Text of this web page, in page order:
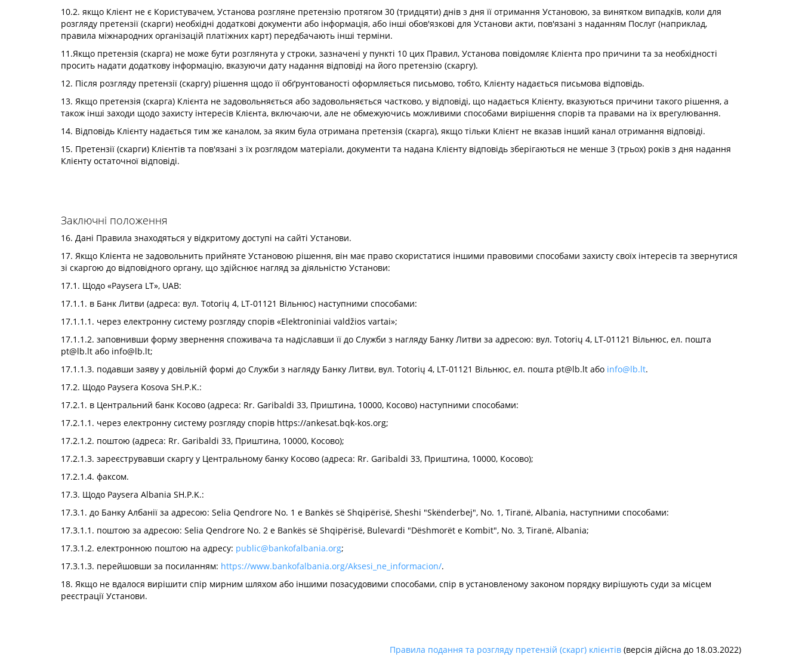
10.2. якщо Клієнт не є Користувачем, Установа розгляне претензію протягом 30 (тридцяти) днів з дня її отримання Установою, за винятком випадків, коли для
розгляду претензії (скарги) необхідні додаткові документи або інформація, або інші обов'язкові для Установи акти, пов'язані з наданням Послуг (наприклад,
правила міжнародних організацій платіжних карт) передбачають інші терміни.
11.Якщо претензія (скарга) не може бути розглянута у строки, зазначені у пункті 10 цих Правил, Установа повідомляє Клієнта про причини та за необхідності
просить надати додаткову інформацію, вказуючи дату надання відповіді на його претензію (скаргу).
12. Після розгляду претензії (скаргу) рішення щодо її обґрунтованості оформляється письмово, тобто, Клієнту надається письмова відповідь.
13. Якщо претензія (скарга) Клієнта не задовольняється або задовольняється частково, у відповіді, що надається Клієнту, вказуються причини такого рішення, а
також інші заходи щодо захисту інтересів Клієнта, включаючи, але не обмежуючись можливими способами вирішення спорів та правами на їх врегулювання.
14. Відповідь Клієнту надається тим же каналом, за яким була отримана претензія (скарга), якщо тільки Клієнт не вказав інший канал отримання відповіді.
15. Претензії (скарги) Клієнтів та пов'язані з їх розглядом матеріали, документи та надана Клієнту відповідь зберігаються не менше 3 (трьох) років з дня надання
Клієнту остаточної відповіді.
Заключні положення
16. Дані Правила знаходяться у відкритому доступі на сайті Установи.
17. Якщо Клієнта не задовольнить прийняте Установою рішення, він має право скористатися іншими правовими способами захисту своїх інтересів та звернутися
зі скаргою до відповідного органу, що здійснює нагляд за діяльністю Установи:
17.1. Щодо «Paysera LT», UAB:
17.1.1. в Банк Литви (адреса: вул. Totorių 4, LT-01121 Вільнюс) наступними способами:
17.1.1.1. через електронну систему розгляду спорів «Elektroniniai valdžios vartai»;
17.1.1.2. заповнивши форму звернення споживача та надіславши її до Служби з нагляду Банку Литви за адресою: вул. Totorių 4, LT-01121 Вільнюс, ел. пошта
pt@lb.lt або info@lb.lt;
17.1.1.3. подавши заяву у довільній формі до Служби з нагляду Банку Литви, вул. Totorių 4, LT-01121 Вільнюс, ел. пошта pt@lb.lt або info@lb.lt.
17.2. Щодо Paysera Kosova SH.P.K.:
17.2.1. в Центральний банк Косово (адреса: Rr. Garibaldi 33, Приштина, 10000, Косово) наступними способами:
17.2.1.1. через електронну систему розгляду спорів https://ankesat.bqk-kos.org;
17.2.1.2. поштою (адреса: Rr. Garibaldi 33, Приштина, 10000, Косово);
17.2.1.3. зареєструвавши скаргу у Центральному банку Косово (адреса: Rr. Garibaldi 33, Приштина, 10000, Косово);
17.2.1.4. факсом.
17.3. Щодо Paysera Albania SH.P.K.:
17.3.1. до Банку Албанії за адресою: Selia Qendrore No. 1 e Bankës së Shqipërisë, Sheshi "Skënderbej", No. 1, Tiranë, Albania, наступними способами:
17.3.1.1. поштою за адресою: Selia Qendrore No. 2 e Bankës së Shqipërisë, Bulevardi "Dëshmorët e Kombit", No. 3, Tiranë, Albania;
17.3.1.2. електронною поштою на адресу: public@bankofalbania.org;
17.3.1.3. перейшовши за посиланням: https://www.bankofalbania.org/Aksesi_ne_informacion/.
18. Якщо не вдалося вирішити спір мирним шляхом або іншими позасудовими способами, спір в установленому законом порядку вирішують суди за місцем
реєстрації Установи.
Правила подання та розгляду претензій (скарг) клієнтів (версія дійсна до 18.03.2022)